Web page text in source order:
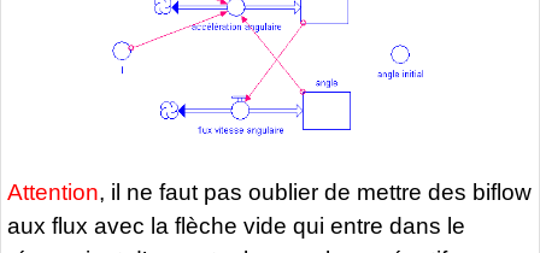
Attention, il ne faut pas oublier de mettre des biflow
aux flux avec la flèche vide qui entre dans le